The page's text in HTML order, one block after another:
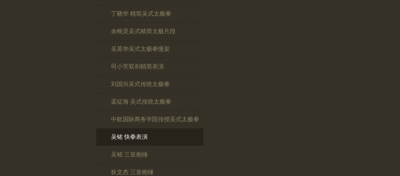
丁晓华 精简吴式太极拳
余根灵吴式精简太极片段
吴英华吴式太极拳慢架
司小芳双剑精简表演
刘国兴吴式传统太极拳
孟征海 吴式传统太极拳
中欧国际商务学院传授吴式太极拳
吴铭 快拳表演
吴铭 三皇炮锤
狄文杰 三皇炮锤